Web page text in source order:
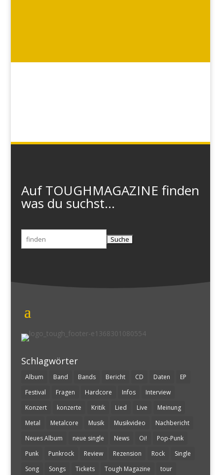
Auf TOUGHMAGAZINE finden
was du suchst...
Suchen
nach:
Schlagwörter
Album Band Bands Bericht CD Daten
EP
Festival
Fragen Hardcore Infos
Interview
Konzert
konzerte Kritik Lied Live
Meinung
Metal
Metalcore Musik Musikvideo
Nachbericht
Neues Album
neue single News Oi!
Pop-Punk
Punk
Punkrock Review Rezension Rock
Single
Song
Songs Tickets Tough Magazine tour